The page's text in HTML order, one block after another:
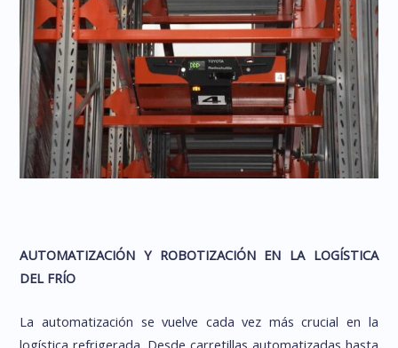
AUTOMATIZACIÓN Y ROBOTIZACIÓN EN LA LOGÍSTICA
DEL FRÍO
La automatización se vuelve cada vez más crucial en la
logística refrigerada. Desde carretillas automatizadas hasta